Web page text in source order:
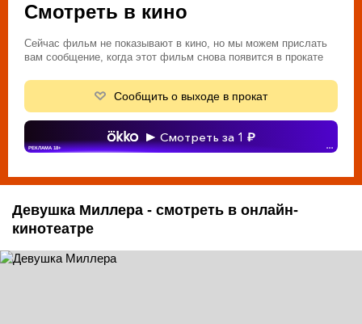
Смотреть в кино
Сейчас фильм не показывают в кино, но мы можем прислать
вам сообщение, когда этот фильм снова появится в прокате
Сообщить о выходе в прокат
РЕКЛАМА 18+ •••
Смотреть за 1
Девушка Миллера - смотреть в онлайн-
кинотеатре